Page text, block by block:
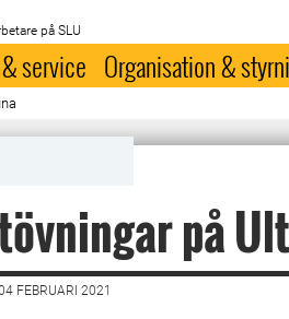
på SLU
service Organisation &
på
FEBRUARI 2021